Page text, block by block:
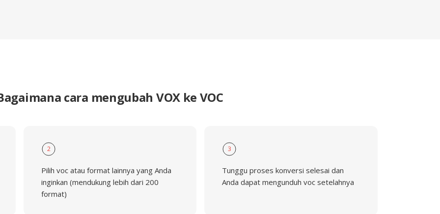
cara mengubah VOX ke VOC
2
Pilih voc atau format lainnya yang Anda
inginkan (mendukung lebih dari 200
format)
3
Tunggu proses konversi selesai dan
Anda dapat mengunduh voc setelahnya